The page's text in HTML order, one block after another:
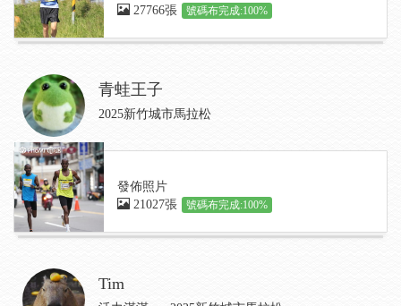
27766張 號碼布完成:100%
青蛙王子
2025新竹城市馬拉松
發佈照片
21027張
號碼布完成:100%
Tim